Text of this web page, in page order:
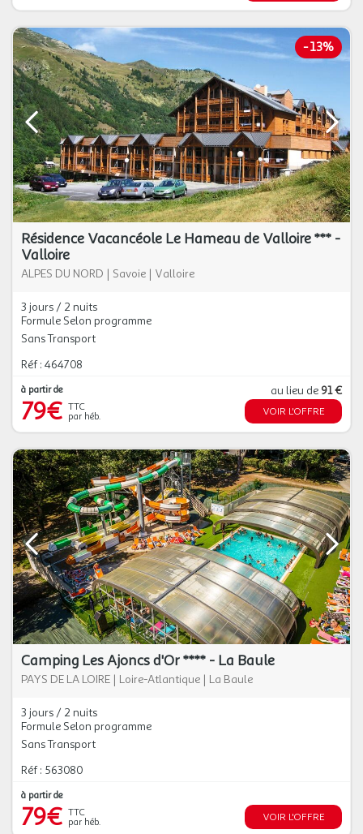
-13%
Résidence Vacancéole Le Hameau de Valloire *** -
Valloire
ALPES DU NORD | Savoie | Valloire
3 jours / 2 nuits
Formule Selon programme
Sans Transport
Réf : 464708
à partir de
79€ TTC
par héb.
au lieu de 91 €
VOIR L'OFFRE
Camping Les Ajoncs d'Or **** - La Baule
PAYS DE LA LOIRE | Loire-Atlantique | La Baule
3 jours / 2 nuits
Formule Selon programme
Sans Transport
Réf : 563080
à partir de
79€ TTC
par héb.
VOIR L'OFFRE